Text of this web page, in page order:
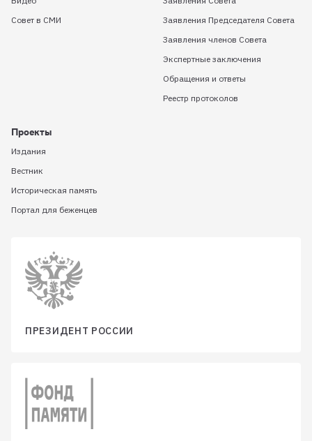
Совет в СМИ
Заявления Председателя Совета
Заявления членов Совета
Экспертные заключения
Обращения и ответы
Реестр протоколов
Проекты
Издания
Вестник
Историческая память
Портал для беженцев
ПРЕЗИДЕНТ РОССИИ